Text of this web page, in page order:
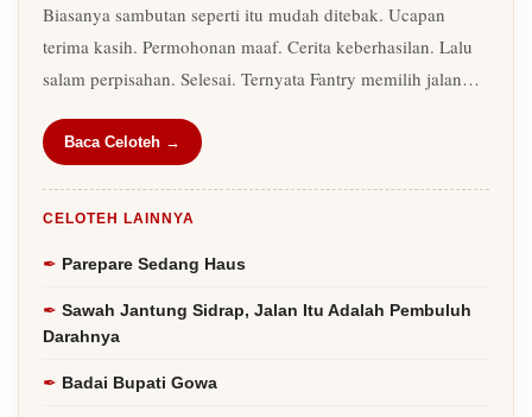
Biasanya sambutan seperti itu mudah ditebak. Ucapan
terima kasih. Permohonan maaf. Cerita keberhasilan. Lalu
salam perpisahan. Selesai. Ternyata Fantry memilih jalan…
Baca Celoteh →
CELOTEH LAINNYA
Parepare Sedang Haus
Sawah Jantung Sidrap, Jalan Itu Adalah Pembuluh
Darahnya
Badai Bupati Gowa